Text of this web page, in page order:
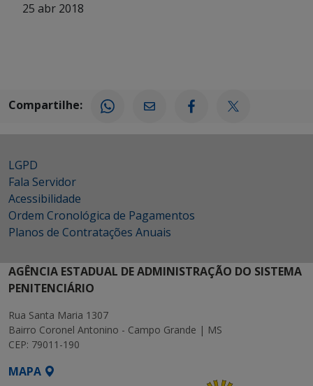
25 abr 2018
Compartilhe:
LGPD
Fala Servidor
Acessibilidade
Ordem Cronológica de Pagamentos
Planos de Contratações Anuais
AGÊNCIA ESTADUAL DE ADMINISTRAÇÃO DO SISTEMA
PENITENCIÁRIO
Rua Santa Maria 1307
Bairro Coronel Antonino - Campo Grande | MS
CEP: 79011-190
MAPA